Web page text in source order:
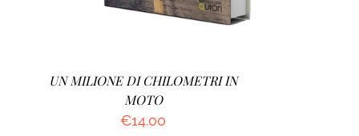
UN MILIONE DI CHILOMETRI IN
MOTO
€14.00